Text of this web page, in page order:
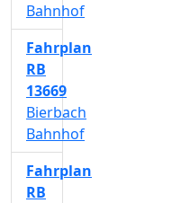
Bahnhof
Fahrplan
RB
13669
Bierbach
Bahnhof
Fahrplan
RB